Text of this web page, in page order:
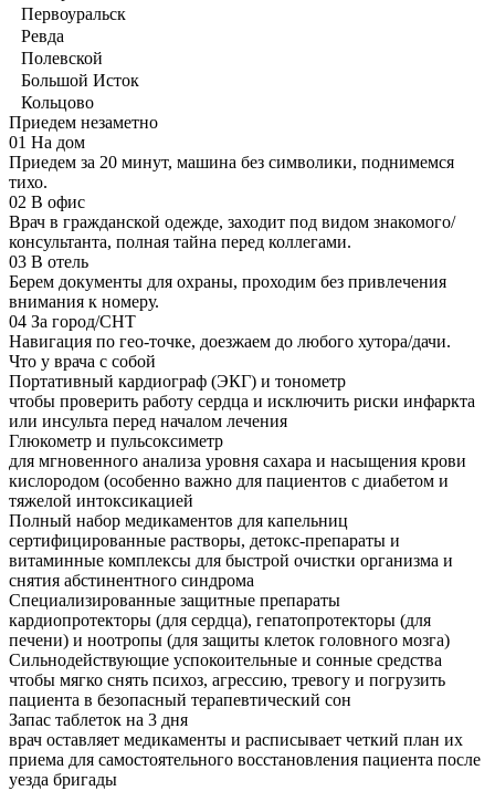
Первоуральск
Ревда
Полевской
Большой Исток
Кольцово
Приедем незаметно
01 На дом
Приедем за 20 минут, машина без символики, поднимемся
тихо.
02 В офис
Врач в гражданской одежде, заходит под видом знакомого/
консультанта, полная тайна перед коллегами.
03 В отель
Берем документы для охраны, проходим без привлечения
внимания к номеру.
04 За город/СНТ
Навигация по гео-точке, доезжаем до любого хутора/дачи.
Что у врача с собой
Портативный кардиограф (ЭКГ) и тонометр
чтобы проверить работу сердца и исключить риски инфаркта
или инсульта перед началом лечения
Глюкометр и пульсоксиметр
для мгновенного анализа уровня сахара и насыщения крови
кислородом (особенно важно для пациентов с диабетом и
тяжелой интоксикацией
Полный набор медикаментов для капельниц
сертифицированные растворы, детокс-препараты и
витаминные комплексы для быстрой очистки организма и
снятия абстинентного синдрома
Специализированные защитные препараты
кардиопротекторы (для сердца), гепатопротекторы (для
печени) и ноотропы (для защиты клеток головного мозга)
Сильнодействующие успокоительные и сонные средства
чтобы мягко снять психоз, агрессию, тревогу и погрузить
пациента в безопасный терапевтический сон
Запас таблеток на 3 дня
врач оставляет медикаменты и расписывает четкий план их
приема для самостоятельного восстановления пациента после
уезда бригады